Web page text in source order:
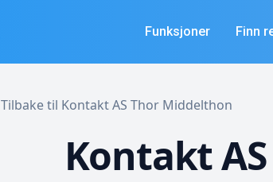
Funksjoner Finn
Tilbake til Kontakt AS Thor Middelthon
Kontakt